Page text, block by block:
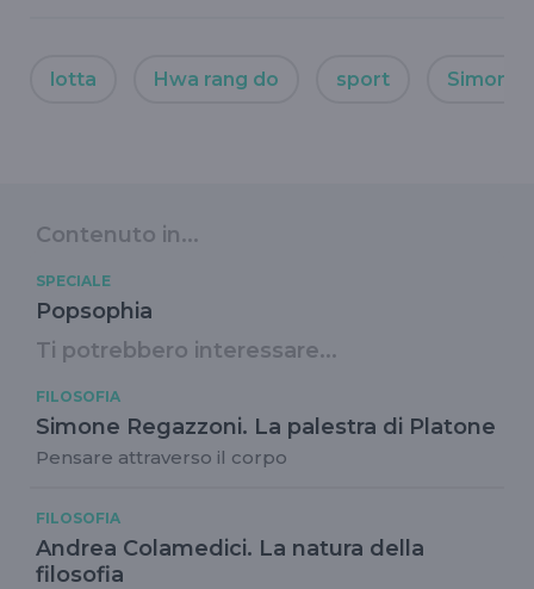
lotta Hwa rang do sport Simone
Contenuto in...
SPECIALE
Popsophia
Ti potrebbero interessare...
FILOSOFIA
Simone Regazzoni. La palestra di Platone
Pensare attraverso il corpo
FILOSOFIA
Andrea Colamedici. La natura della
filosofia